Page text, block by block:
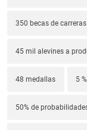
350 becas de
45 mil alevines a
48 medallas 5 %
50% de